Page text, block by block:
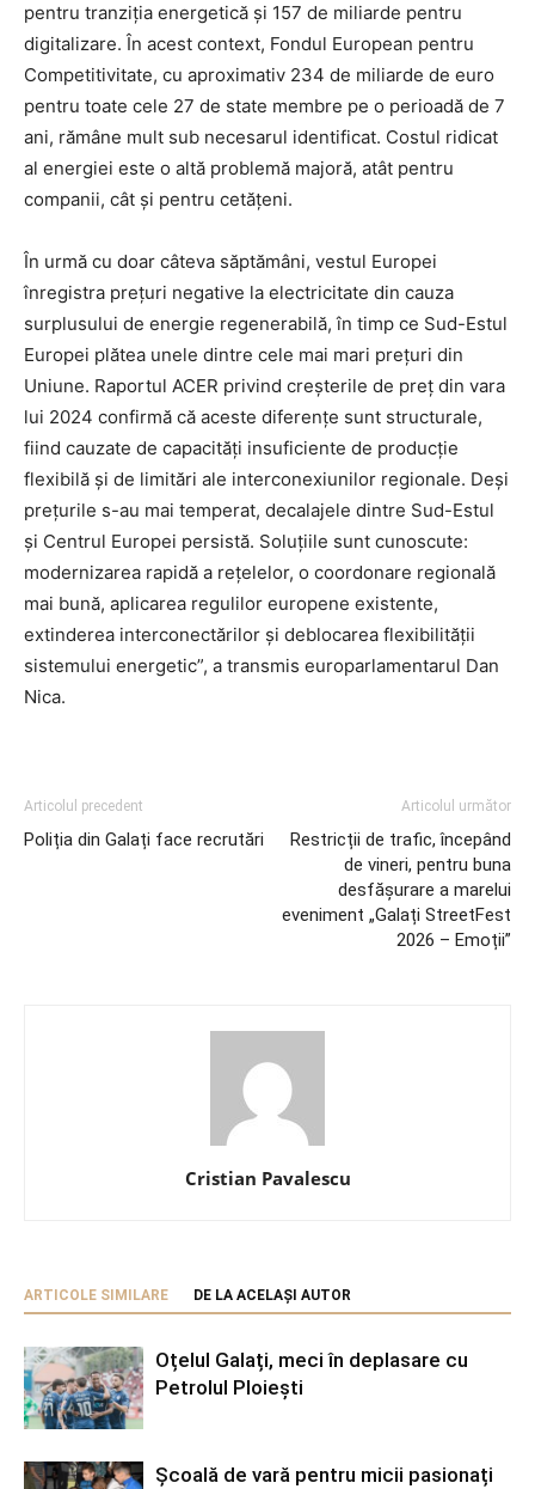
pentru tranziția energetică și 157 de miliarde pentru
digitalizare. În acest context, Fondul European pentru
Competitivitate, cu aproximativ 234 de miliarde de euro
pentru toate cele 27 de state membre pe o perioadă de 7
ani, rămâne mult sub necesarul identificat. Costul ridicat
al energiei este o altă problemă majoră, atât pentru
companii, cât și pentru cetățeni.
În urmă cu doar câteva săptămâni, vestul Europei
înregistra prețuri negative la electricitate din cauza
surplusului de energie regenerabilă, în timp ce Sud-Estul
Europei plătea unele dintre cele mai mari prețuri din
Uniune. Raportul ACER privind creșterile de preț din vara
lui 2024 confirmă că aceste diferențe sunt structurale,
fiind cauzate de capacități insuficiente de producție
flexibilă și de limitări ale interconexiunilor regionale. Deși
prețurile s-au mai temperat, decalajele dintre Sud-Estul
și Centrul Europei persistă. Soluțiile sunt cunoscute:
modernizarea rapidă a rețelelor, o coordonare regională
mai bună, aplicarea regulilor europene existente,
extinderea interconectărilor și deblocarea flexibilității
sistemului energetic”, a transmis europarlamentarul Dan
Nica.
Articolul precedent
Poliția din Galați face recrutări
Articolul următor
Restricții de trafic, începând
de vineri, pentru buna
desfășurare a marelui
eveniment „Galați StreetFest
2026 – Emoții”
Cristian Pavalescu
ARTICOLE SIMILARE DE LA ACELAȘI AUTOR
Oțelul Galați, meci în deplasare cu
Petrolul Ploiești
Școală de vară pentru micii pasionați